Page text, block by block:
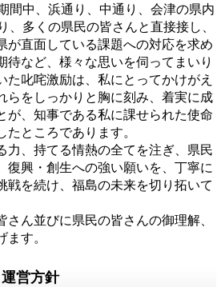
間中、浜通り、中通り、会津の県内
、多くの県民の皆さんと直接接し、
が直面している課題への対応を求め
待など、様々な思いを伺ってまいり
た叱咤激励は、私にとってかけがえ
らをしっかりと胸に刻み、着実に成
が、知事である私に課せられた使命
ところであります。
、持てる情熱の全てを注ぎ、県民
復興・創生への強い願いを、丁寧に
戦を続け、福島の未来を切り拓いて
ん並びに県民の皆さんの御理解、
す。
営方針